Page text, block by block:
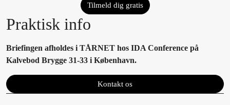
Tilmeld dig gratis
Praktisk info
Briefingen afholdes i TÅRNET hos IDA Conference på
Kalvebod Brygge 31-33 i København.
Kontakt os